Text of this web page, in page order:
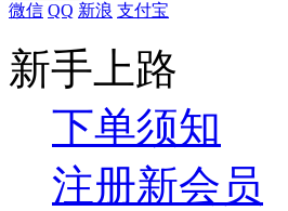
微信 QQ 新浪 支付宝
新手上路
下单须知
注册新会员